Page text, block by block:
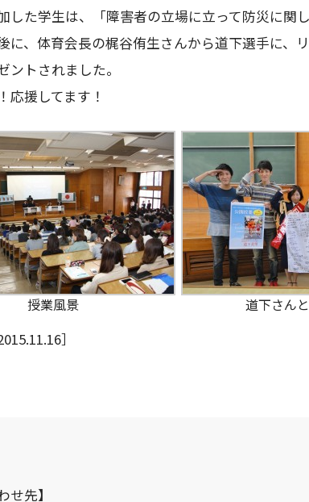
した学生は、「障害者の立場に立って防災に関
に、体育会長の梶谷侑生さんから道下選手に、
ントされました。
応援してます！
授業風景
道下さん
］
せ先】